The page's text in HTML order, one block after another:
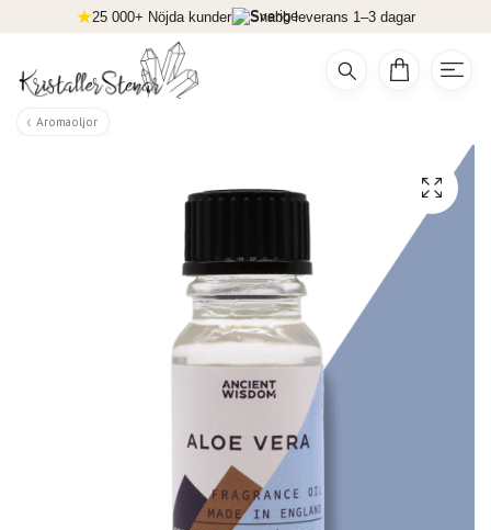
25 000+ Nöjda kunder Snabb leverans 1–3 dagar
Aromaoljor